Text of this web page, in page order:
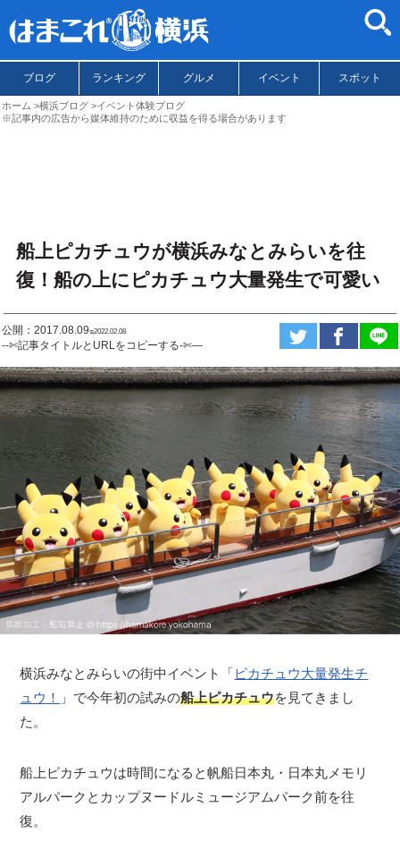
ブログ ランキング グルメ イベント スポット
ホーム 横浜ブログ
イベント体験ブログ
※記事内の広告から媒体維持のために収益を得る場合があります
船上ピカチュウが横浜みなとみらいを往
復！船の上にピカチュウ大量発生で可愛い
公開：2017.08.09ಇ2022.02.08
--✄記事タイトルとURLをコピーする-✄—
横浜みなとみらいの街中イベント「ピカチュウ大量発生チ
ュウ！
」で今年初の試みの船上ピカチュウを見てきまし
た。
船上ピカチュウは時間になると帆船日本丸・日本丸メモリ
アルパークとカップヌードルミュージアムパーク前を往
復。